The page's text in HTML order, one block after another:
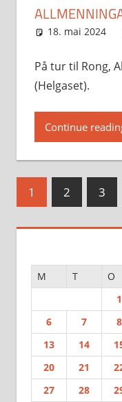
18. mai 2024
På tur til Rong,
(Helgaset).
Continue
1 2 3
M T O
1
6
7 8
13
14
20
21
27
28